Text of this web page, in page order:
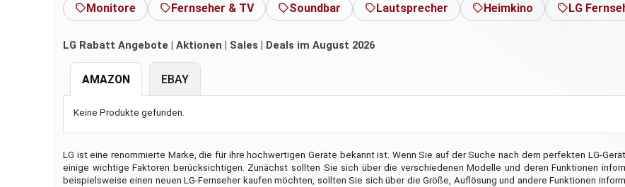
Monitore Fernseher & TV Soundbar Lautsprecher Heimkino LG
LG Rabatt Angebote | Aktionen | Sales | Deals im August 2026
AMAZON
Keine Produkte gefunden.
EBAY
LG ist eine renommierte Marke, die für ihre hochwertigen Geräte bekannt ist. Wenn Sie auf der Suche nach dem perfekten LG-
einige wichtige Faktoren berücksichtigen. Zunächst sollten Sie sich über die verschiedenen Modelle und deren Funktionen
beispielsweise einen neuen LG-Fernseher kaufen möchten, sollten Sie sich über die Größe, Auflösung und andere Funktionen